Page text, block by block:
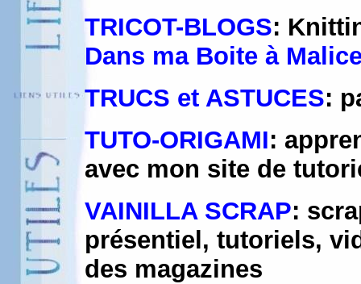
TRICOT-BLOGS:
Dans ma Boite à
TRUCS et ASTUCES:
TUTO-ORIGAMI:
avec mon site de
VAINILLA SCRAP:
présentiel, tutoriels,
des magazines